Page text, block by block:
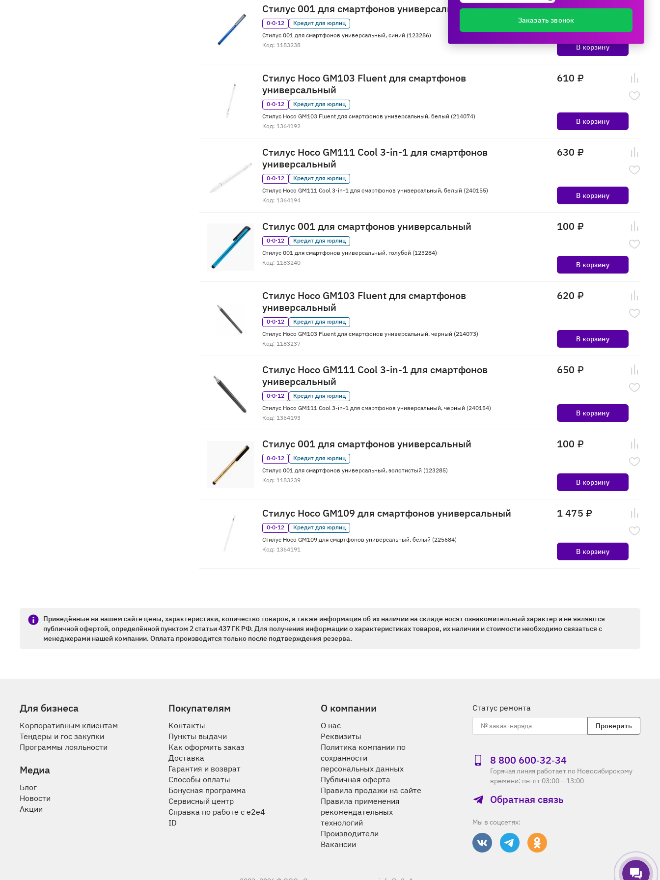
Стилус 001 для смартфонов универсальный
0·0·12
Кредит для юрлиц
Стилус 001 для смартфонов универсальный, синий (123286)
Код: 1183238
100 ₽
В корзину
Стилус Hoco GM103 Fluent для смартфонов
универсальный
0·0·12
Кредит для юрлиц
Стилус Hoco GM103 Fluent для смартфонов универсальный, белый (214074)
Код: 1364192
610 ₽
В корзину
Стилус Hoco GM111 Cool 3-in-1 для смартфонов
универсальный
0·0·12
Кредит для юрлиц
Стилус Hoco GM111 Cool 3-in-1 для смартфонов универсальный, белый (240155)
Код: 1364194
630 ₽
В корзину
Стилус 001 для смартфонов универсальный
0·0·12
Кредит для юрлиц
Стилус 001 для смартфонов универсальный, голубой (123284)
Код: 1183240
100 ₽
В корзину
Стилус Hoco GM103 Fluent для смартфонов
универсальный
0·0·12
Кредит для юрлиц
Стилус Hoco GM103 Fluent для смартфонов универсальный, черный (214073)
Код: 1183237
620 ₽
В корзину
Стилус Hoco GM111 Cool 3-in-1 для смартфонов
универсальный
0·0·12
Кредит для юрлиц
Стилус Hoco GM111 Cool 3-in-1 для смартфонов универсальный, черный (240154)
Код: 1364193
650 ₽
В корзину
Стилус 001 для смартфонов универсальный
0·0·12
Кредит для юрлиц
Стилус 001 для смартфонов универсальный, золотистый (123285)
Код: 1183239
100 ₽
В корзину
Стилус Hoco GM109 для смартфонов универсальный
0·0·12
Кредит для юрлиц
Стилус Hoco GM109 для смартфонов универсальный, белый (225684)
Код: 1364191
1 475 ₽
В корзину
Приведённые на нашем сайте цены, характеристики, количество товаров, а также информация об их наличии на складе носят ознакомительный характер и не являются
публичной офертой, определённой пунктом 2 статьи 437 ГК РФ. Для получения информации о характеристиках товаров, их наличии и стоимости необходимо связаться с
менеджерами нашей компании. Оплата производится только после подтверждения резерва.
Для бизнеса
Корпоративным клиентам
Тендеры и гос закупки
Программы лояльности
Медиа
Блог
Новости
Акции
Покупателям
Контакты
Пункты выдачи
Как оформить заказ
Доставка
Гарантия и возврат
Способы оплаты
Бонусная программа
Сервисный центр
Справка по работе с e2e4
ID
О компании
О нас
Реквизиты
Политика компании по
сохранности
персональных данных
Публичная оферта
Правила продажи на сайте
Правила применения
рекомендательных
технологий
Производители
Вакансии
Статус ремонта
Проверить
8 800 600‑32‑34
Горячая линяя работает по Новосибирскому
времени: пн-пт 03:00 – 13:00
Обратная связь
Мы в соцсетях:
Заказать звонок